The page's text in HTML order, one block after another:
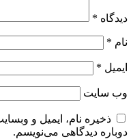
دیدگاه *
نام *
ایمیل *
وب‌ سایت
ذخیره نام، ایمیل و
دوباره دیدگاهی می‌نویسم.